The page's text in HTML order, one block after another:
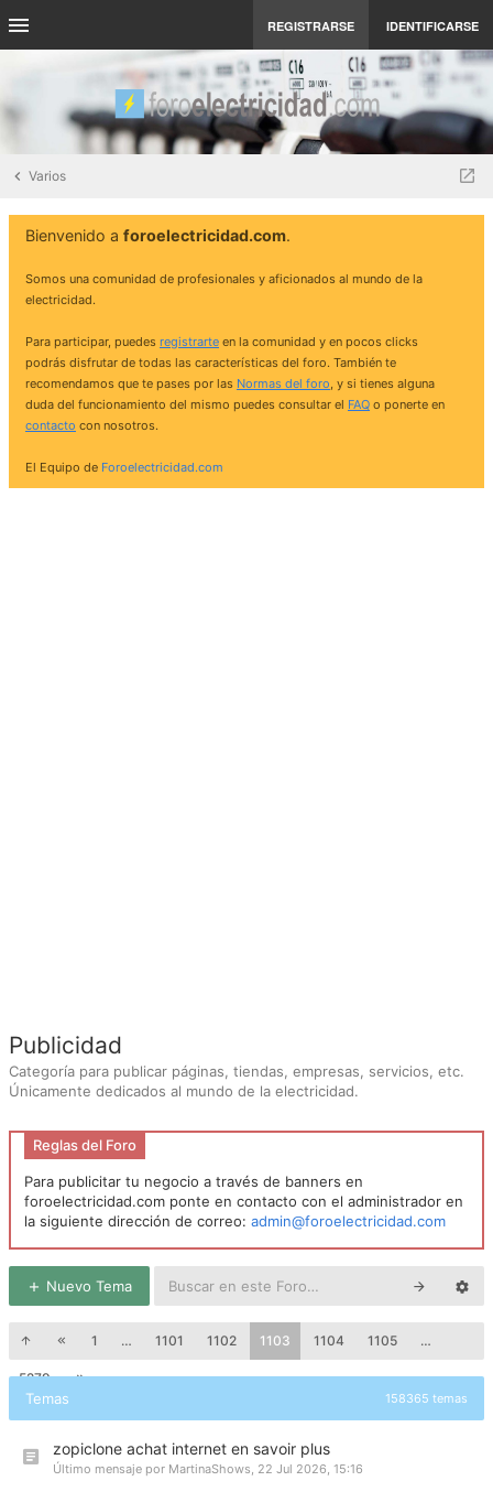
REGISTRARSE IDENTIFICARSE
Varios
Bienvenido a foroelectricidad.com.
Somos una comunidad de profesionales y aficionados al mundo de la
electricidad.
Para participar, puedes registrarte en la comunidad y en pocos clicks
podrás disfrutar de todas las características del foro. También te
recomendamos que te pases por las Normas del foro, y si tienes alguna
duda del funcionamiento del mismo puedes consultar el FAQ o ponerte en
contacto con nosotros.
El Equipo de Foroelectricidad.com
Publicidad
Categoría para publicar páginas, tiendas, empresas, servicios, etc.
Únicamente dedicados al mundo de la electricidad.
Reglas del Foro
Para publicitar tu negocio a través de banners en
foroelectricidad.com ponte en contacto con el administrador en
la siguiente dirección de correo: admin@foroelectricidad.com
Nuevo Tema
1 … 1101 1102 1103 1104 1105 …
5279
Temas 158365 temas
zopiclone achat internet en savoir plus
Último mensaje por MartinaShows, 22 Jul 2026, 15:16